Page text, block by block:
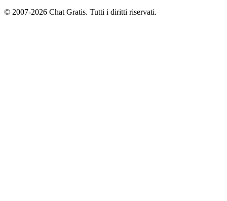
© 2007-2026 Chat Gratis. Tutti i diritti riservati.